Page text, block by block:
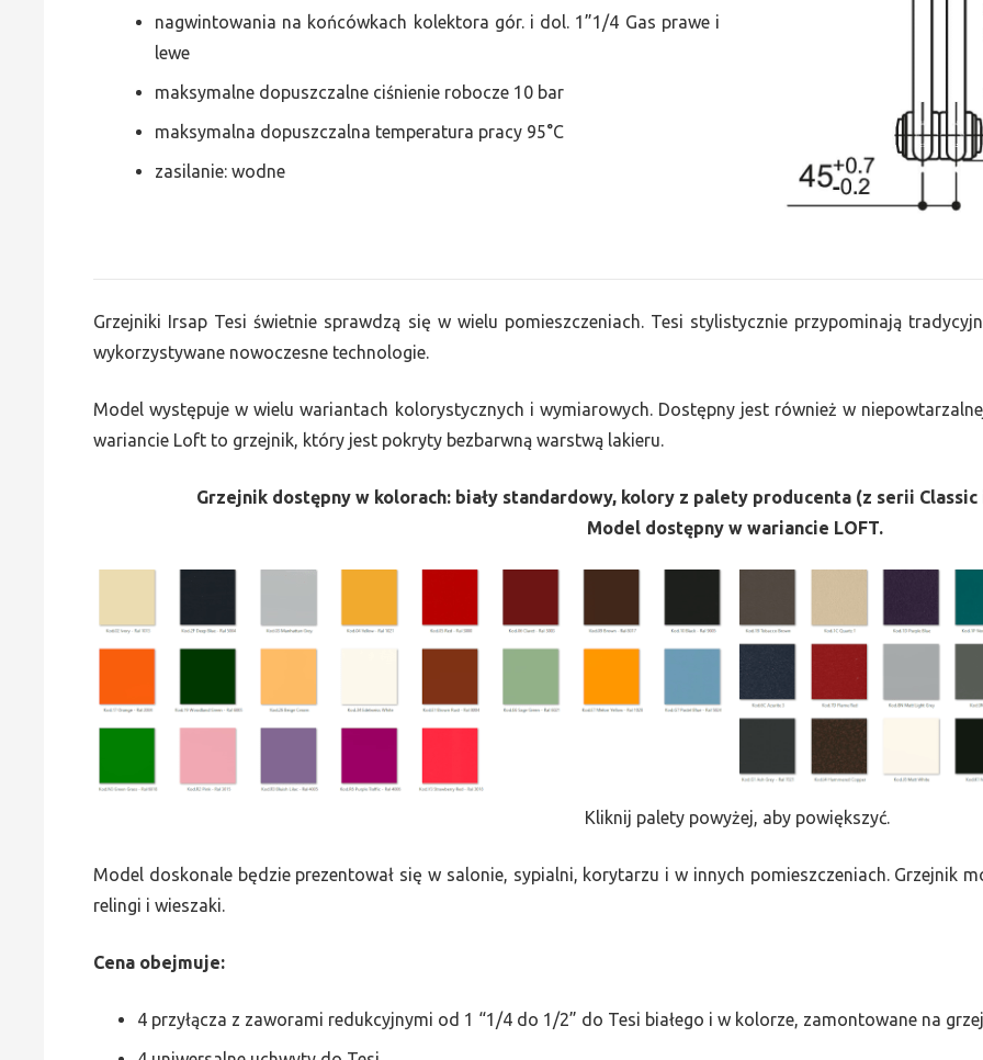
nagwintowania na końcówkach kolektora gór. i dol. 1”1/4 Gas prawe i
lewe
maksymalne dopuszczalne ciśnienie robocze 10 bar
maksymalna dopuszczalna temperatura pracy 95°C
zasilanie: wodne
Grzejniki Irsap Tesi świetnie sprawdzą się w wielu pomieszczeniach. Tesi stylistycznie przypominają
wykorzystywane nowoczesne technologie.
Model występuje w wielu wariantach kolorystycznych i wymiarowych. Dostępny jest również w
wariancie Loft to grzejnik, który jest pokryty bezbarwną warstwą lakieru.
Grzejnik dostępny w kolorach: biały standardowy, kolory z palety producenta (z serii
Model dostępny w wariancie LOFT.
Kliknij palety powyżej, aby powiększyć.
Model doskonale będzie prezentował się w salonie, sypialni, korytarzu i w innych pomieszczeniach. Grzejnik
relingi i wieszaki.
Cena obejmuje:
4 przyłącza z zaworami redukcyjnymi od 1 “1/4 do 1/2” do Tesi białego i w kolorze, zamontowane na